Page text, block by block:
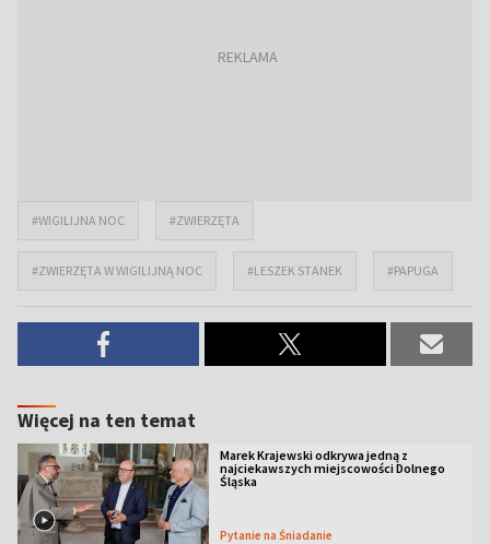
#WIGILIJNA NOC #ZWIERZĘTA
#ZWIERZĘTA W WIGILIJNĄ NOC #LESZEK STANEK #PAPUGA
Więcej na ten temat
Marek Krajewski odkrywa jedną z
najciekawszych miejscowości Dolnego
Śląska
Pytanie na Śniadanie